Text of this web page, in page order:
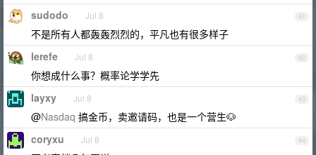
41
sudodo Jul 8
不是所有人都轰轰烈烈的，平凡也有很多样子
42
lerefe Jul 8
你想成什么事？概率论学学先
43
layxy Jul 8
@Nasdaq 搞金币，卖邀请码，也是一个营生🐶
44
coryxu Jul 8